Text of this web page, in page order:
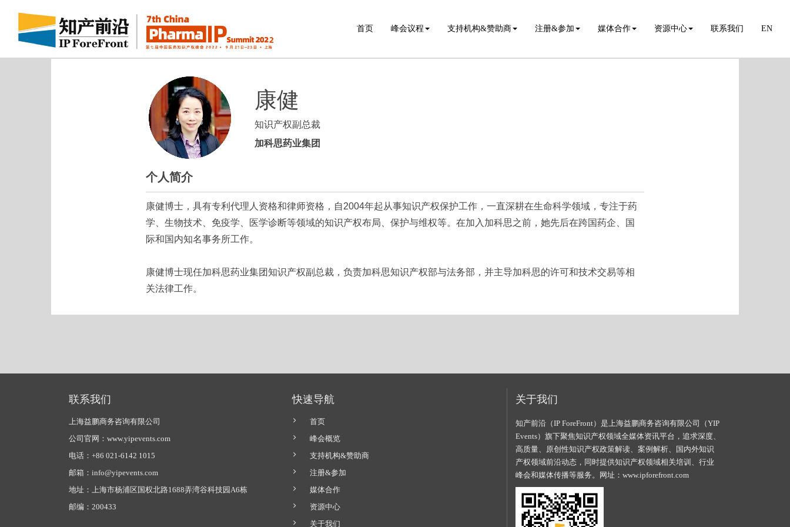
首页 峰会议程 支持机构&赞助商 注册&参加 媒体合作 资源中心 联系我们 EN
康健
知识产权副总裁
加科思药业集团
个人简介
康健博士，具有专利代理人资格和律师资格，自2004年起从事知识产权保护工作，一直深耕在生命科学领域，专注于药
学、生物技术、免疫学、医学诊断等领域的知识产权布局、保护与维权等。在加入加科思之前，她先后在跨国药企、国
际和国内知名事务所工作。
康健博士现任加科思药业集团知识产权副总裁，负责加科思知识产权部与法务部，并主导加科思的许可和技术交易等相
关法律工作。
联系我们
上海益鹏商务咨询有限公司
公司官网：www.yipevents.com
电话：+86 021-6142 1015
邮箱：info@yipevents.com
地址：上海市杨浦区国权北路1688弄湾谷科技园A6栋
邮编：200433
快速导航
首页
峰会概览
支持机构&赞助商
注册&参加
媒体合作
资源中心
关于我们
关于我们
知产前沿（IP ForeFront）是上海益鹏商务咨询有限公司（YIP
Events）旗下聚焦知识产权领域全媒体资讯平台，追求深度、
高质量、原创性知识产权政策解读、案例解析、国内外知识
产权领域前沿动态，同时提供知识产权领域相关培训、行业
峰会和媒体传播等服务。网址： www.ipforefront.com